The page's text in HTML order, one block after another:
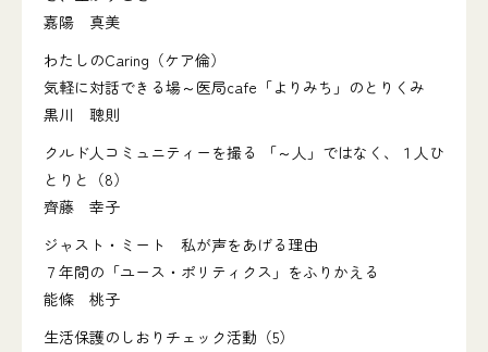
嘉陽 真美
わたしのCaring（ケア倫）
気軽に対話できる場～医局cafe「よりみち」のとりくみ
黒川 聰則
クルド人コミュニティーを撮る 「～人」ではなく、１人ひ
とりと（8）
齊藤 幸子
ジャスト・ミート 私が声をあげる理由
７年間の「ユース・ポリティクス」をふりかえる
能條 桃子
生活保護のしおりチェック活動（5）